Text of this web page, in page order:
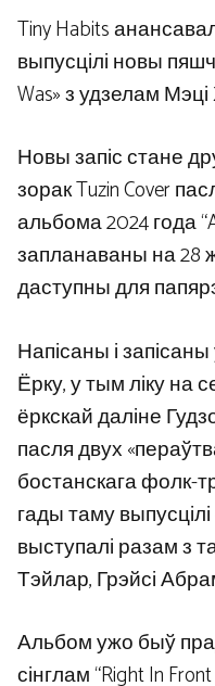
Tiny Habits
выпусцілі новы
Was» з удзелам Мэці
Новы запіс стане
зорак Tuzin Cover
альбома 2024 года
запланаваны на 28
даступны для
Напісаны і
Ёрку, у тым ліку на
ёркскай даліне
пасля двух
бостанскага фолк-
гады таму
выступалі разам з
Тэйлар, Грэйсі
Альбом ужо быў
сінглам “Right In